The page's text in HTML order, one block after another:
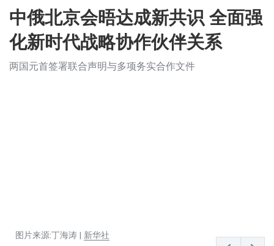
中俄北京会晤达成新共识 全面强
化新时代战略协作伙伴关系
两国元首签署联合声明与多项务实合作文件
图片来源:丁海涛 | 新华社
图片来源:新华社
图片来源:黄敬文 | 新华社